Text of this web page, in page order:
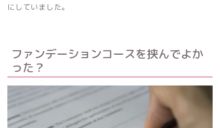
にしていました。
ファンデーションコースを挟んでよか
った？